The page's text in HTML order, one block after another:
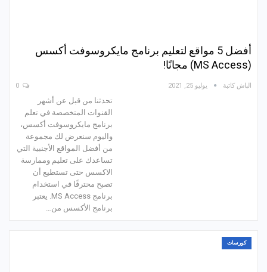
أفضل 5 مواقع لتعليم برنامج مايكروسوفت أكسس
(MS Access) مجانًا!
الباش كاتبة يوليو 25, 2021
تحدثنا من قبل عن أشهر
القنوات المتخصصة في تعلم
برنامج مايكروسوفت أكسس،
واليوم سنعرض لك مجموعة
من أفضل المواقع الأجنبية التي
تساعدك على تعليم وممارسة
الاكسس حتى تستطيع أن
تصبح محترفًا في استخدام
برنامج MS Access. يعتبر
برنامج الأكسس من…
كورسات